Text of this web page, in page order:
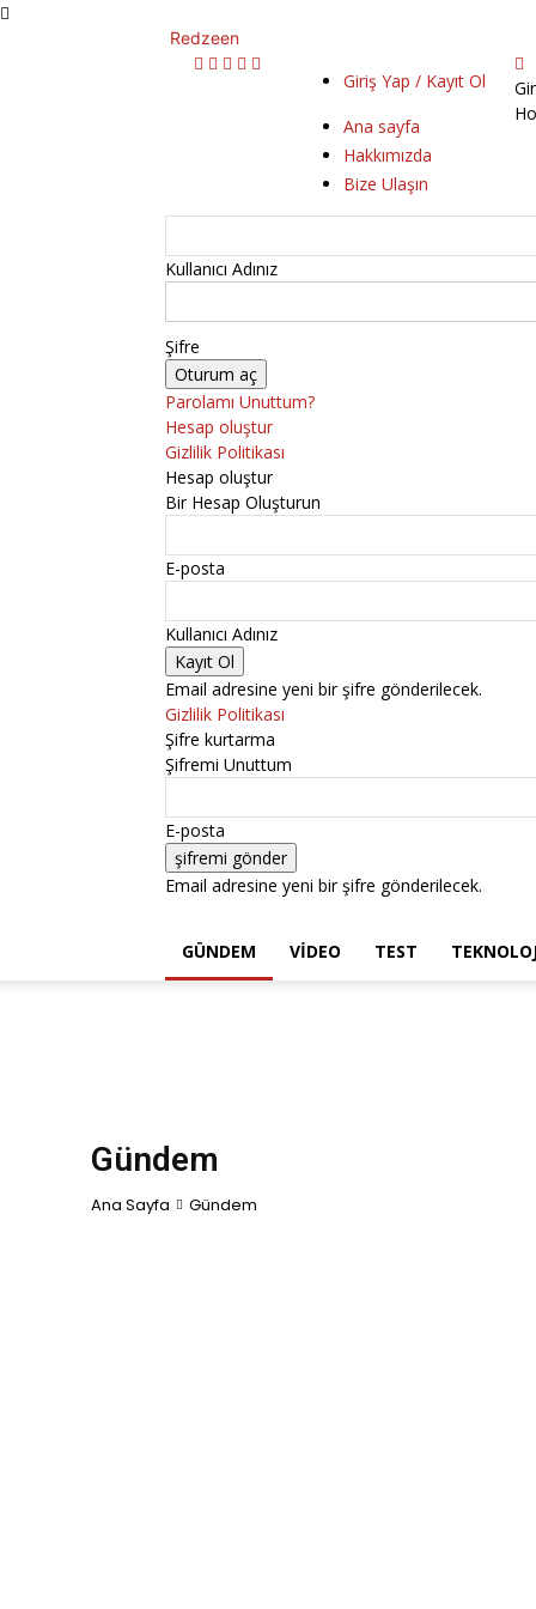
Redzeen
Giriş Yap / Kayıt Ol
Ana sayfa
Hakkımızda
Bize Ulaşın
Kullanıcı Adınız
Şifre
Parolamı Unuttum?
Hesap oluştur
Gizlilik Politikası
Hesap oluştur
Bir Hesap Oluşturun
E-posta
Kullanıcı Adınız
Email adresine yeni bir şifre gönderilecek.
Gizlilik Politikası
Şifre kurtarma
Şifremi Unuttum
E-posta
Email adresine yeni bir şifre gönderilecek.
GÜNDEM VIDEO TEST
Gündem
Ana Sayfa Gündem